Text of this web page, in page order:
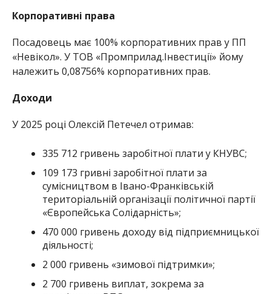
Корпоративні права
Посадовець має 100% корпоративних прав у ПП
«Невікол». У ТОВ «Промприлад.Інвестиції» йому
належить 0,08756% корпоративних прав.
Доходи
У 2025 році Олексій Петечел отримав:
335 712 гривень заробітної плати у КНУВС;
109 173 гривні заробітної плати за
сумісництвом в Івано-Франківській
територіальній організації політичної партії
«Європейська Солідарність»;
470 000 гривень доходу від підприємницької
діяльності;
2 000 гривень «зимової підтримки»;
2 700 гривень виплат, зокрема за